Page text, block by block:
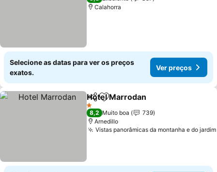
Calahorra
Selecione as datas para ver os preços
exatos.
Ver preços
PartilharAdicionar aos favoritos
Hotel Marrodan
1 Estrelas
8,2 Muito boa
739
Arnedillo
Vistas panorâmicas da montanha e do jardim